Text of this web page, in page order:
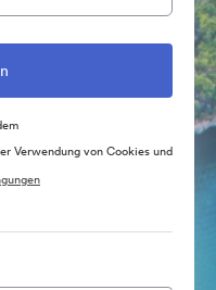
Verwendung von Cookies und